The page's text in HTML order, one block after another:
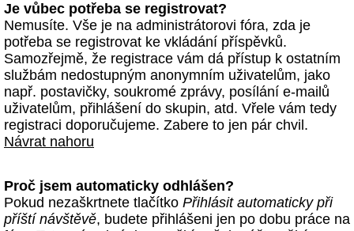
Je vůbec potřeba se registrovat?
Nemusíte. Vše je na administrátorovi fóra, zda je
potřeba se registrovat ke vkládání příspěvků.
Samozřejmě, že registrace vám dá přístup k ostatním
službám nedostupným anonymním uživatelům, jako
např. postavičky, soukromé zprávy, posílání e-mailů
uživatelům, přihlášení do skupin, atd. Vřele vám tedy
registraci doporučujeme. Zabere to jen pár chvil.
Návrat nahoru
Proč jsem automaticky odhlášen?
Pokud nezaškrtnete tlačítko Přihlásit automaticky při
příští návštěvě, budete přihlášeni jen po dobu práce na